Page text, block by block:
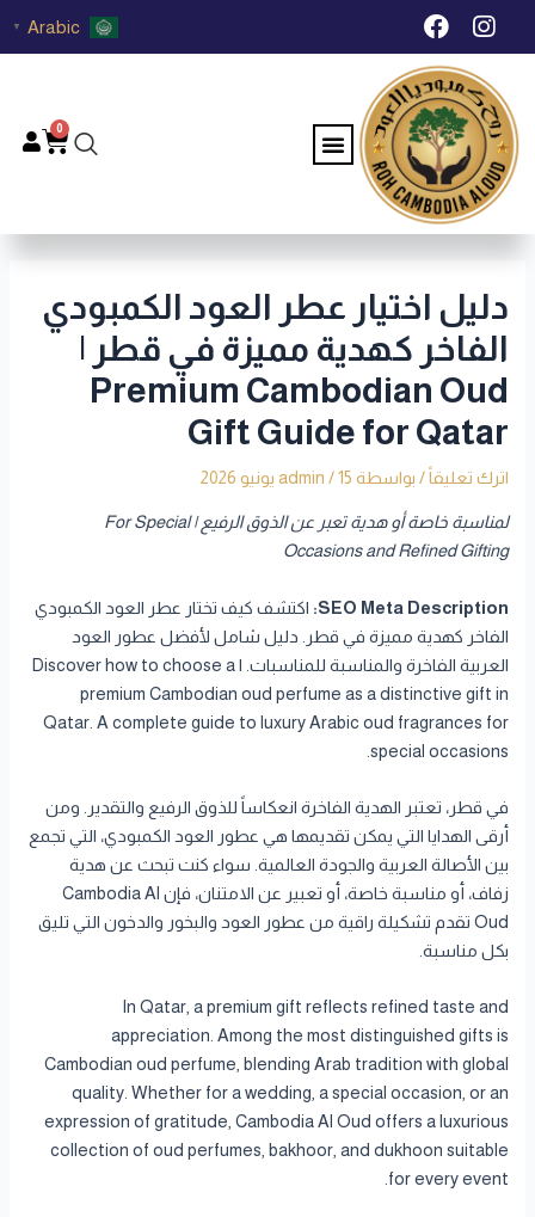
تخطي I
n
s
t
a
g
r
a
m
F
a
c
e
b
o
o
k
Arabic
▼
Menu
0
دليل اختيار عطر العود الكمبودي
الفاخر كهدية مميزة في قطر |
Premium Cambodian Oud
Gift Guide for Qatar
اترك تعليقاً / بواسطة admin /15 يونيو 2026
لمناسبة خاصة أو هدية تعبر عن الذوق الرفيع | For Special
Occasions and Refined Gifting
SEO Meta Description: اكتشف كيف تختار عطر العود الكمبودي
الفاخر كهدية مميزة في قطر. دليل شامل لأفضل عطور العود
العربية الفاخرة والمناسبة للمناسبات. | Discover how to choose a
premium Cambodian oud perfume as a distinctive gift in
Qatar. A complete guide to luxury Arabic oud fragrances for
special occasions.
في قطر، تعتبر الهدية الفاخرة انعكاساً للذوق الرفيع والتقدير. ومن
أرقى الهدايا التي يمكن تقديمها هي عطور العود الكمبودي، التي تجمع
بين الأصالة العربية والجودة العالمية. سواء كنت تبحث عن هدية
زفاف، أو مناسبة خاصة، أو تعبير عن الامتنان، فإن Cambodia Al
Oud تقدم تشكيلة راقية من عطور العود والبخور والدخون التي تليق
بكل مناسبة.
In Qatar, a premium gift reflects refined taste and
appreciation. Among the most distinguished gifts is
Cambodian oud perfume, blending Arab tradition with global
quality. Whether for a wedding, a special occasion, or an
expression of gratitude, Cambodia Al Oud offers a luxurious
collection of oud perfumes, bakhoor, and dukhoon suitable
for every event.
Post
navigation